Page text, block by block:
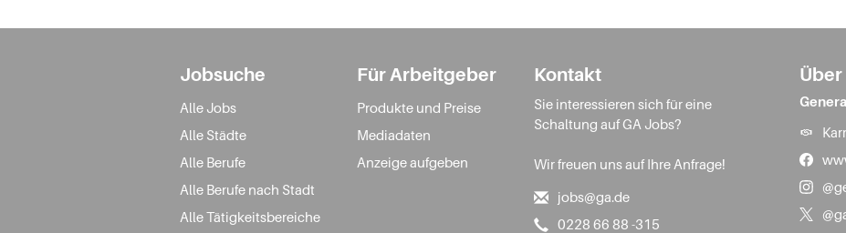
Jobsuche
Alle Jobs
Alle Städte
Alle Berufe
Alle Berufe nach Stadt
Alle Tätigkeitsbereiche
Für Arbeitgeber
Produkte und Preise
Mediadaten
Anzeige aufgeben
Kontakt
Sie interessieren sich für eine
Schaltung auf GA Jobs?
Wir freuen uns auf Ihre Anfrage!
jobs@ga.de
0228 66 88 -315
Über